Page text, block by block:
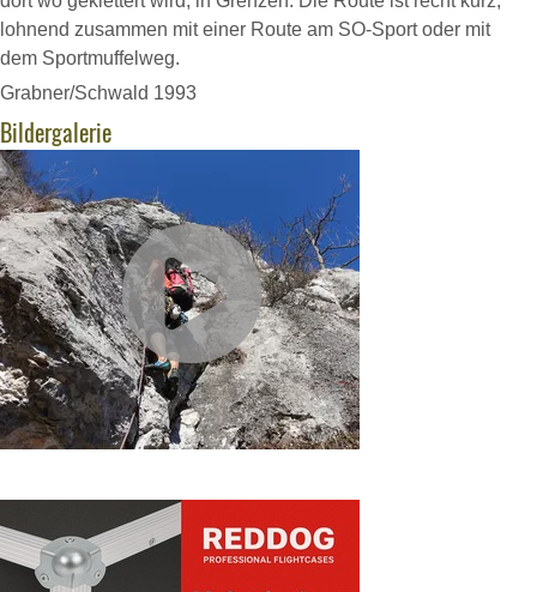
lohnend zusammen mit einer Route am SO-Sport oder mit
dem Sportmuffelweg.
Grabner/Schwald 1993
Bildergalerie